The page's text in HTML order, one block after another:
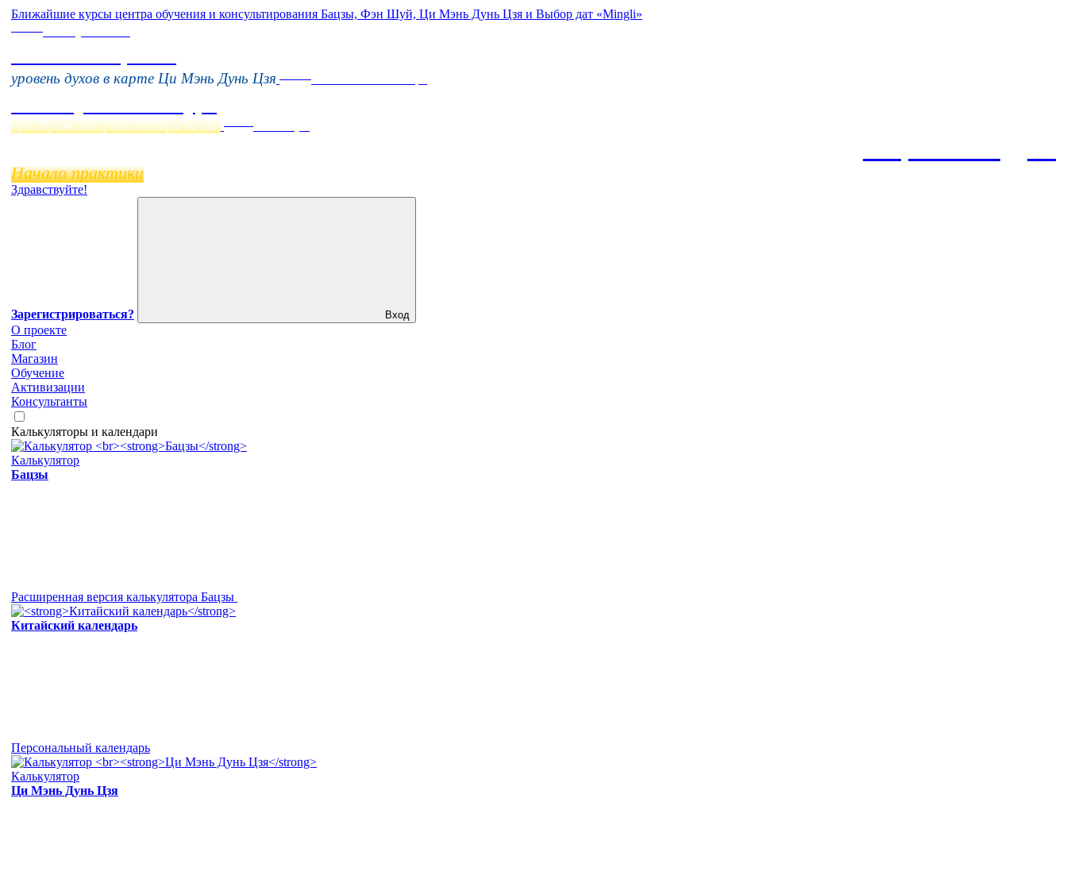
Ближайшие курсы центра обучения и консультирования Бацзы, Фэн Шуй, Ци Мэнь Дунь Цзя и Выбор дат «Mingli»
уровень духов в карте Ци Мэнь Дунь Цзя
пространство, работающее на вас
Начало практики
Здравствуйте!
Зарегистрироваться? Вход
О проекте
Блог
Магазин
Обучение
Активизации
Консультанты
Калькуляторы и календари
Калькулятор
Бацзы
Расширенная версия калькулятора Бацзы
Китайский календарь
Персональный календарь
Калькулятор
Ци Мэнь Дунь Цзя